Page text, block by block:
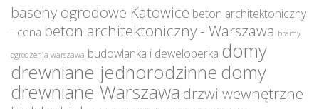
baseny ogrodowe Katowice beton architektoniczny
- cena beton architektoniczny - Warszawa bramy
ogrodzenia warszawa budowlanka i deweloperka domy
drewniane jednorodzinne domy
drewniane Warszawa drzwi wewnętrzne